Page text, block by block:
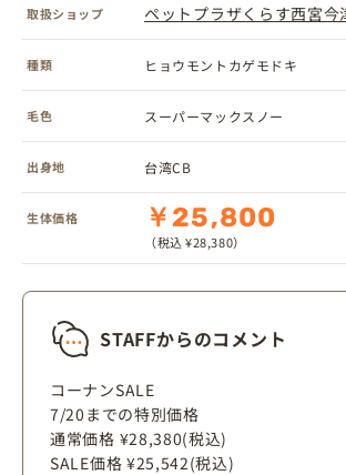
取扱ショップ ペットプラザくらす西宮今
種類 ヒョウモントカゲモドキ
毛色 スーパーマックスノー
出身地 台湾CB
生体価格 ￥25,800
（税込 ¥28,380）
STAFFからのコメント
コーナンSALE
7/20までの特別価格
通常価格 ¥28,380(税込)
SALE価格 ¥25,542(税込)